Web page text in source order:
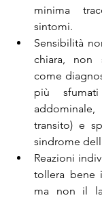
minima
sintomi.
Sensibilità
chiara, non
come
più
transito) e
sindrome
Reazioni
tollera bene
ma non il